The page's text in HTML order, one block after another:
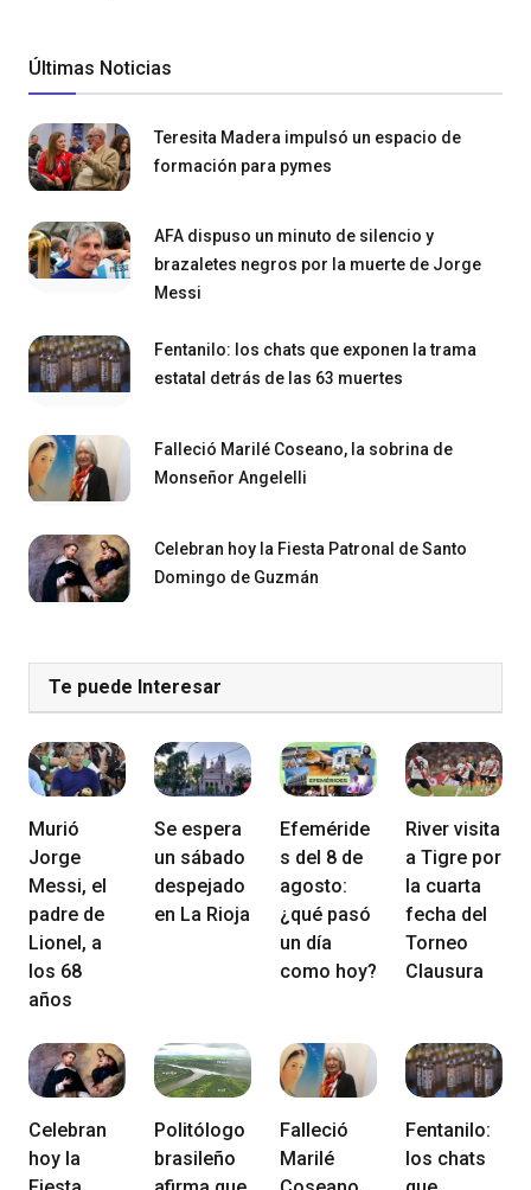
Últimas Noticias
Teresita Madera impulsó un espacio de
formación para pymes
AFA dispuso un minuto de silencio y
brazaletes negros por la muerte de Jorge
Messi
Fentanilo: los chats que exponen la trama
estatal detrás de las 63 muertes
Falleció Marilé Coseano, la sobrina de
Monseñor Angelelli
Celebran hoy la Fiesta Patronal de Santo
Domingo de Guzmán
Te puede Interesar
Murió
Jorge
Messi, el
padre de
Lionel, a
los 68
años
Se espera
un sábado
despejado
en La Rioja
Efeméride
s del 8 de
agosto:
¿qué pasó
un día
como hoy?
River visita
a Tigre por
la cuarta
fecha del
Torneo
Clausura
Celebran
hoy la
Politólogo
brasileño
Falleció
Marilé
Fentanilo:
los chats